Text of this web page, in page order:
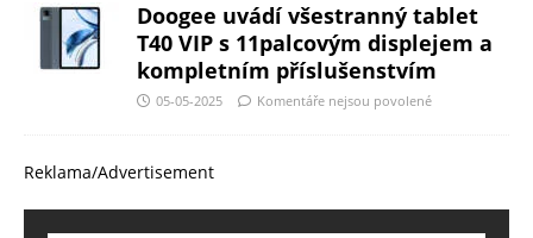
Doogee uvádí všestranný tablet
T40 VIP s 11palcovým displejem a
kompletním příslušenstvím
05-05-2025 Komentáře nejsou povolené
Reklama/Advertisement